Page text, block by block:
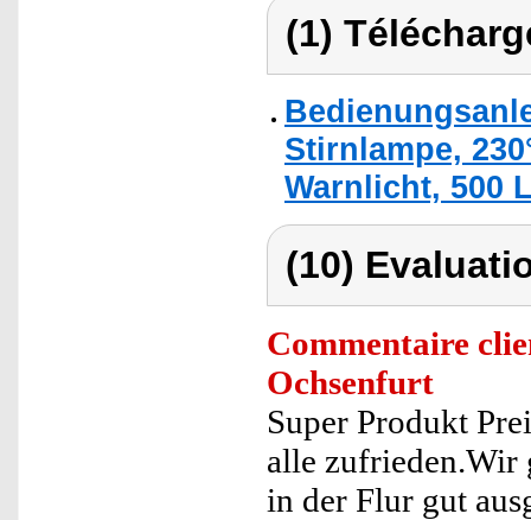
(1)
Stirnlampe,
Warnlicht, 500
(10)
Commentaire
Ochsenfurt
Super Produkt
alle zufrieden.Wir
in der Flur gut